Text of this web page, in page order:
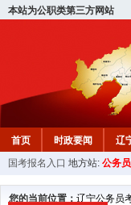
本站为公职类第三方网站
首页 时政要闻 辽
教材中心
国考报名入口 地方站: 公务
您的当前位置： 辽宁公务员